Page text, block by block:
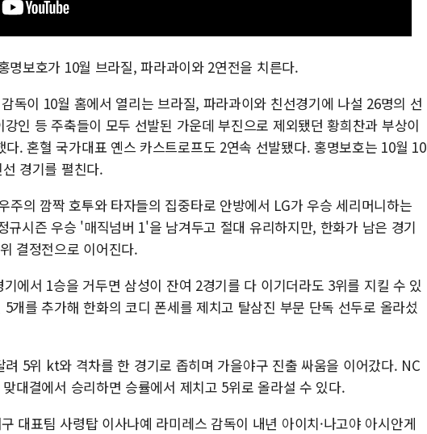
명보호가 10월 브라질, 파라과이와 2연전을 치른다.
독이 10월 홈에서 열리는 브라질, 파라과이와 친선경기에 나설 26명의 선
인 등 주축들이 모두 선발된 가운데 부진으로 제외됐던 황희찬과 부상이
. 혼혈 국가대표 옌스 카스트로프도 2연속 선발됐다. 홍명보호는 10월 10
경기를 펼친다.
주의 깜짝 호투와 타자들의 집중타로 안방에서 LG가 우승 세리머니하는
규시즌 우승 '매직넘버 1'을 남겨두고 절대 유리하지만, 한화가 남은 경기
결정전으로 이어진다.
에서 1승을 거두면 삼성이 잔여 2경기를 다 이기더라도 3위를 지킬 수 있
개를 추가해 한화의 코디 폰세를 제치고 탈삼진 부문 단독 선두로 올라섰
려 5위 kt와 격차를 한 경기로 좁히며 가을야구 진출 싸움을 이어갔다. NC
대결에서 승리하면 승률에서 제치고 5위로 올라설 수 있다.
대표팀 사령탑 이사나예 라미레스 감독이 내년 아이치·나고야 아시안게